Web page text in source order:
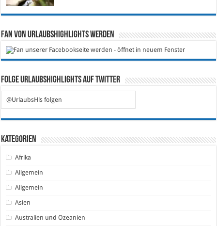
Fan von Urlaubshighlights werden
Folge Urlaubshighlights auf Twitter
@UrlaubsHls folgen
Kategorien
Afrika
Allgemein
Allgemein
Asien
Australien und Ozeanien